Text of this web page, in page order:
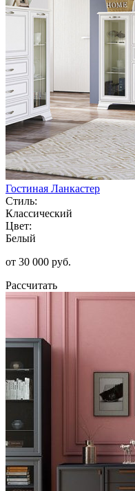
Гостиная Ланкастер
Стиль:
Классический
Цвет:
Белый
от 30 000 руб.
Рассчитать